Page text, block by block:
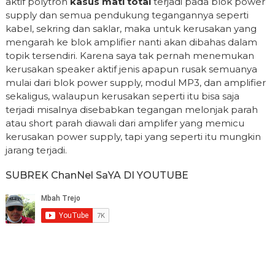
supply dan semua pendukung tegangannya seperti
kabel, sekring dan saklar, maka untuk kerusakan yang
mengarah ke blok amplifier nanti akan dibahas dalam
topik tersendiri. Karena saya tak pernah menemukan
kerusakan speaker aktif jenis apapun rusak semuanya
mulai dari blok power supply, modul MP3, dan amplifier
sekaligus, walaupun kerusakan seperti itu bisa saja
terjadi misalnya disebabkan tegangan melonjak parah
atau short parah diawali dari amplifer yang memicu
kerusakan power supply, tapi yang seperti itu mungkin
jarang terjadi.
SUBREK ChanNel SaYA DI YOUTUBE